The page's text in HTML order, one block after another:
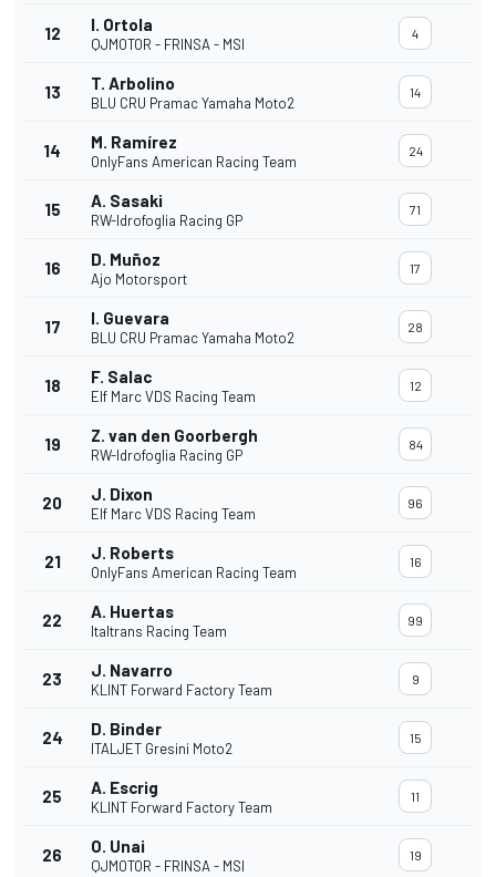
12 I. Ortola
QJMOTOR - FRINSA - MSI
4
13 T. Arbolino
BLU CRU Pramac Yamaha Moto2
14
14 M. Ramírez
OnlyFans American Racing Team
24
15 A. Sasaki
RW-Idrofoglia Racing GP
71
16 D. Muñoz
Ajo Motorsport
17
17 I. Guevara
BLU CRU Pramac Yamaha Moto2
28
18 F. Salac
Elf Marc VDS Racing Team
12
19 Z. van den Goorbergh
RW-Idrofoglia Racing GP
84
20 J. Dixon
Elf Marc VDS Racing Team
96
21 J. Roberts
OnlyFans American Racing Team
16
22 A. Huertas
Italtrans Racing Team
99
23 J. Navarro
KLINT Forward Factory Team
9
24 D. Binder
ITALJET Gresini Moto2
15
25 A. Escrig
KLINT Forward Factory Team
11
26 O. Unai
QJMOTOR - FRINSA - MSI
19